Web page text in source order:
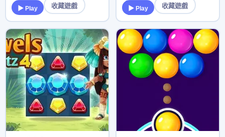
▶ Play 收藏遊戲 ▶ Play 收藏遊戲